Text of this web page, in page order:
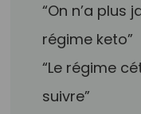
“On n’a plus
régime keto”
“Le régime
suivre”